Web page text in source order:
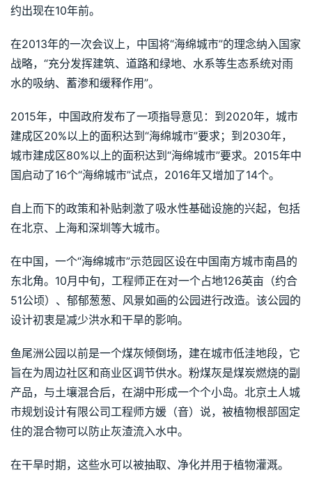
约出现在10年前。
在2013年的一次会议上，中国将“海绵城市”的理念纳入国家
战略，“充分发挥建筑、道路和绿地、水系等生态系统对雨
水的吸纳、蓄渗和缓释作用”。
2015年，中国政府发布了一项指导意见：到2020年，城市
建成区20%以上的面积达到“海绵城市”要求；到2030年，
城市建成区80%以上的面积达到“海绵城市”要求。2015年中
国启动了16个“海绵城市”试点，2016年又增加了14个。
自上而下的政策和补贴刺激了吸水性基础设施的兴起，包括
在北京、上海和深圳等大城市。
在中国，一个“海绵城市”示范园区设在中国南方城市南昌的
东北角。10月中旬，工程师正在对一个占地126英亩（约合
51公顷）、郁郁葱葱、风景如画的公园进行改造。该公园的
设计初衷是减少洪水和干旱的影响。
鱼尾洲公园以前是一个煤灰倾倒场，建在城市低洼地段，它
旨在为周边社区和商业区调节供水。粉煤灰是煤炭燃烧的副
产品，与土壤混合后，在湖中形成一个个小岛。北京土人城
市规划设计有限公司工程师方媛（音）说，被植物根部固定
住的混合物可以防止灰渣流入水中。
在干旱时期，这些水可以被抽取、净化并用于植物灌溉。